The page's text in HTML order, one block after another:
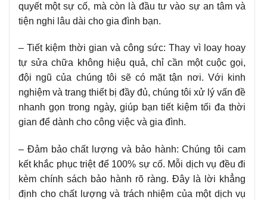
quyết một sự cố, mà còn là đầu tư vào sự an tâm và
tiện nghi lâu dài cho gia đình bạn.
– Tiết kiệm thời gian và công sức: Thay vì loay hoay
tự sửa chữa không hiệu quả, chỉ cần một cuộc gọi,
đội ngũ của chúng tôi sẽ có mặt tận nơi. Với kinh
nghiệm và trang thiết bị đầy đủ, chúng tôi xử lý vấn đề
nhanh gọn trong ngày, giúp bạn tiết kiệm tối đa thời
gian để dành cho công việc và gia đình.
– Đảm bảo chất lượng và bảo hành: Chúng tôi cam
kết khắc phục triệt để 100% sự cố. Mỗi dịch vụ đều đi
kèm chính sách bảo hành rõ ràng. Đây là lời khẳng
định cho chất lượng và trách nhiệm của một dịch vụ